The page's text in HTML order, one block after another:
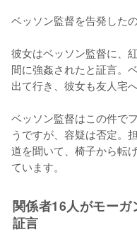
ベッソン監督を告発した
彼女はベッソン監督に、
間に強姦されたと証言。
出て行き、彼女も友人宅
ベッソン監督はこの件で
うですが、容疑は否定。
道を聞いて、椅子から転
ています。
関係者16人がモー
証言